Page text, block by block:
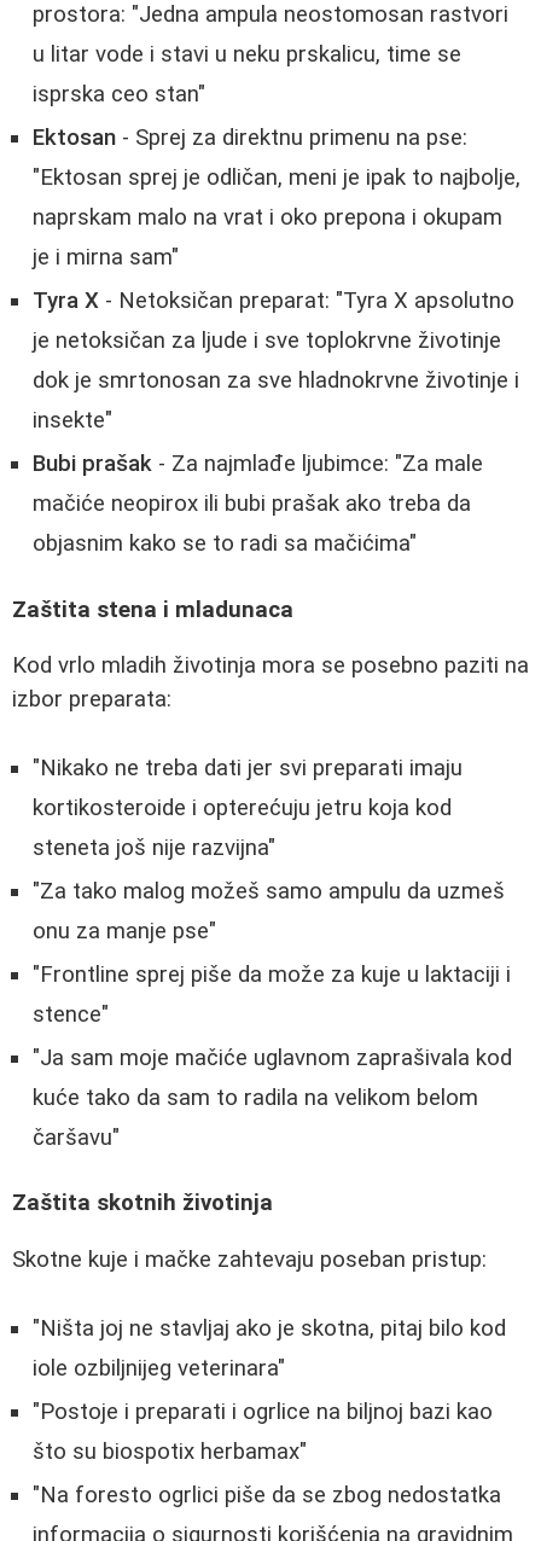
prostora: "Jedna ampula neostomosan rastvori
u litar vode i stavi u neku prskalicu, time se
isprska ceo stan"
Ektosan - Sprej za direktnu primenu na pse:
"Ektosan sprej je odličan, meni je ipak to najbolje,
naprskam malo na vrat i oko prepona i okupam
je i mirna sam"
Tyra X - Netoksičan preparat: "Tyra X apsolutno
je netoksičan za ljude i sve toplokrvne životinje
dok je smrtonosan za sve hladnokrvne životinje i
insekte"
Bubi prašak - Za najmlađe ljubimce: "Za male
mačiće neopirox ili bubi prašak ako treba da
objasnim kako se to radi sa mačićima"
Zaštita stena i mladunaca
Kod vrlo mladih životinja mora se posebno paziti na
izbor preparata:
"Nikako ne treba dati jer svi preparati imaju
kortikosteroide i opterećuju jetru koja kod
steneta još nije razvijna"
"Za tako malog možeš samo ampulu da uzmeš
onu za manje pse"
"Frontline sprej piše da može za kuje u laktaciji i
stence"
"Ja sam moje mačiće uglavnom zaprašivala kod
kuće tako da sam to radila na velikom belom
čaršavu"
Zaštita skotnih životinja
Skotne kuje i mačke zahtevaju poseban pristup:
"Ništa joj ne stavljaj ako je skotna, pitaj bilo kod
iole ozbiljnijeg veterinara"
"Postoje i preparati i ogrlice na biljnoj bazi kao
što su biospotix herbamax"
"Na foresto ogrlici piše da se zbog nedostatka
informacija o sigurnosti korišćenja na gravidnim